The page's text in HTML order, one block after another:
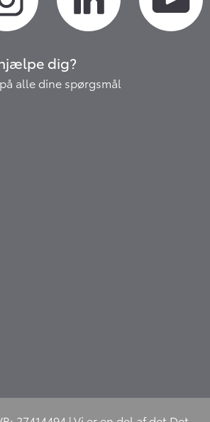
dig?
alle dine spørgsmål